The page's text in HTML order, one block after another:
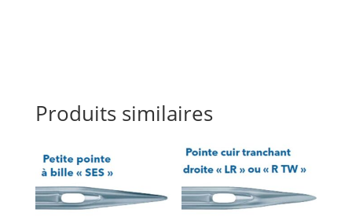
Produits similaires